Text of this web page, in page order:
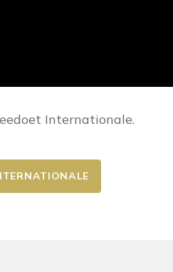
Internationale.